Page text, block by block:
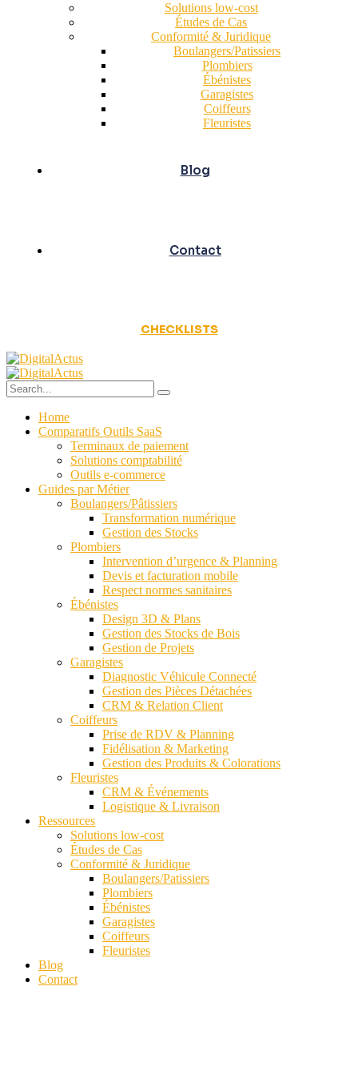
Solutions low-cost
Études de Cas
Conformité & Juridique
Boulangers/Patissiers
Plombiers
Ébénistes
Garagistes
Coiffeurs
Fleuristes
Blog
Contact
CHECKLISTS
Home
Comparatifs Outils SaaS
Terminaux de paiement
Solutions comptabilité
Outils e-commerce
Guides par Métier
Boulangers/Pâtissiers
Transformation numérique
Gestion des Stocks
Plombiers
Intervention d’urgence & Planning
Devis et facturation mobile
Respect normes sanitaires
Ébénistes
Design 3D & Plans
Gestion des Stocks de Bois
Gestion de Projets
Garagistes
Diagnostic Véhicule Connecté
Gestion des Pièces Détachées
CRM & Relation Client
Coiffeurs
Prise de RDV & Planning
Fidélisation & Marketing
Gestion des Produits & Colorations
Fleuristes
CRM & Événements
Logistique & Livraison
Ressources
Solutions low-cost
Études de Cas
Conformité & Juridique
Boulangers/Patissiers
Plombiers
Ébénistes
Garagistes
Coiffeurs
Fleuristes
Blog
Contact